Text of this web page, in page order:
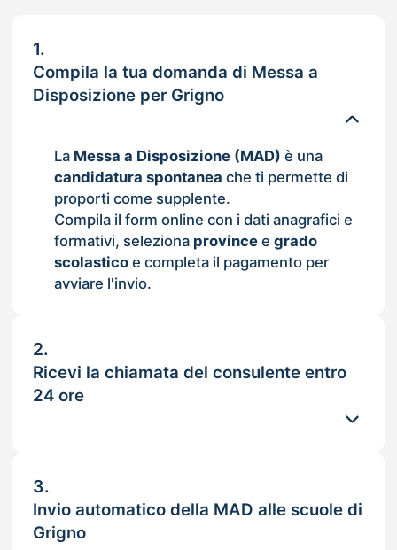
1.
Compila la tua domanda di Messa a
Disposizione per Grigno
La Messa a Disposizione (MAD) è una
candidatura spontanea che ti permette di
proporti come supplente.
Compila il form online con i dati anagrafici e
formativi, seleziona provincee grado
scolasticoe completa il pagamento per
avviare l'invio.
2.
Ricevi la chiamata del consulente entro
24 ore
3.
Invio automatico della MAD alle scuole di
Grigno